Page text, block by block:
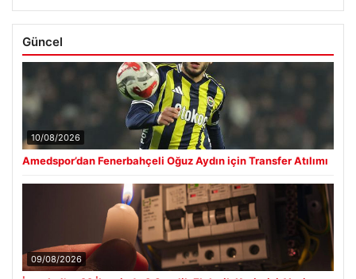
Güncel
10/08/2026
Amedspor’dan Fenerbahçeli Oğuz Aydın için Transfer Atılımı
09/08/2026